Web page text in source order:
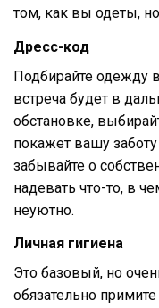
том, как вы одеты,
Дресс-код
Подбирайте одежду
встреча будет в
обстановке,
покажет вашу
забывайте о
надевать что-то, в
неуютно.
Личная гигиена
Это базовый, но
обязательно